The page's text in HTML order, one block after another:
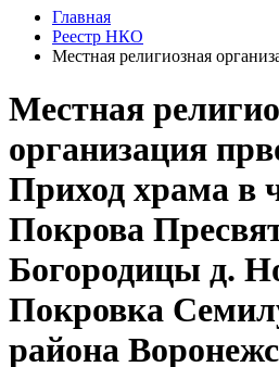
Главная
Реестр НКО
Местная религиозная
Местная
организация
Приход храма в
Покрова
Богородицы д.
Покровка
района